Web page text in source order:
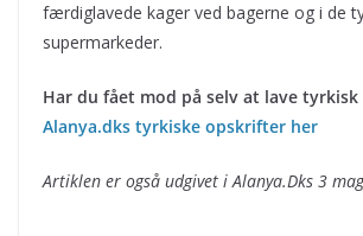
færdiglavede kager ved bagerne og i de
supermarkeder.
Har du fået mod på selv at lave tyrkisk
Alanya.dks tyrkiske opskrifter her
Artiklen er også udgivet i Alanya.Dks 3